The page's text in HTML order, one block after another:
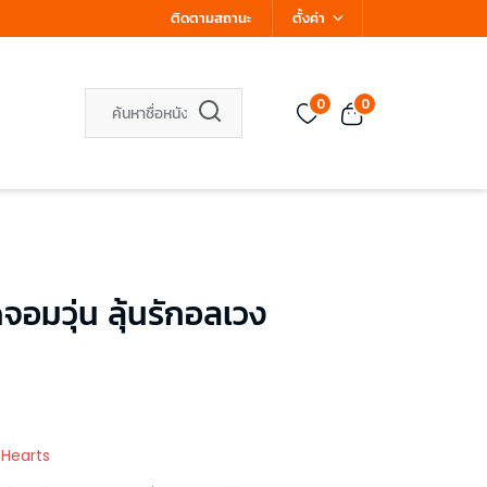
ติดตามสถานะ ตั้งค่า
0 0
มวุ่น ลุ้นรักอลเวง
Hearts